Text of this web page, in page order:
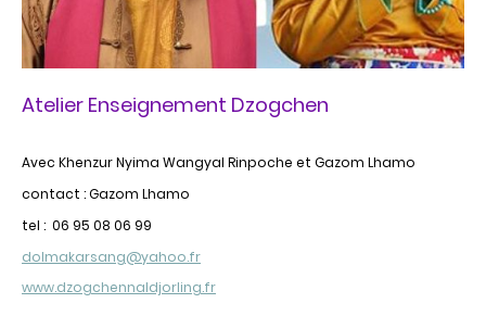
Atelier Enseignement Dzogchen
Avec Khenzur Nyima Wangyal Rinpoche et Gazom Lhamo
contact : Gazom Lhamo
tel : 06 95 08 06 99
dolmakarsang@yahoo.fr
www.dzogchennaldjorling.fr